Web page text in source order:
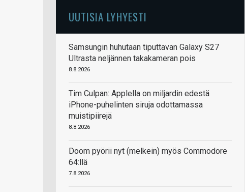
UUTISIA LYHYESTI
Samsungin huhutaan tiputtavan Galaxy S27
Ultrasta neljännen takakameran pois
8.8.2026
Tim Culpan: Applella on miljardin edestä
iPhone-puhelinten siruja odottamassa
muistipiirejä
8.8.2026
Doom pyörii nyt (melkein) myös Commodore
64:llä
7.8.2026